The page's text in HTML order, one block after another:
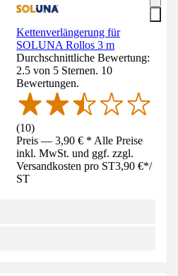
Kettenverlängerung für
SOLUNA Rollos 3 m
Durchschnittliche Bewertung:
2.5 von 5 Sternen. 10
Bewertungen.
(10)
Preis — 3,90 € * Alle Preise
inkl. MwSt. und ggf. zzgl.
Versandkosten pro ST3,90 €*/
ST